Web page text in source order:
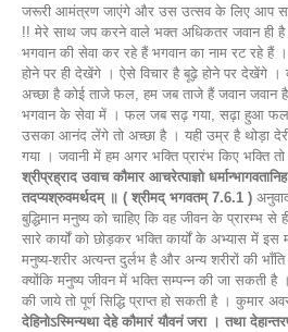
जरूरी आमंत्रण जाएंगे और उस उत्सव के लिए आप
!! मेरे साथ जप करने वाले भक्त अधिकतर जवान ही है
भगवान की सेवा कर रहे हैं भगवान का नाम रट रहे
होने पर ही देखेंगे । ऐसे विचार है बूढ़े होने पर देखेंगे ।
अच्छा है कोई ताजे फल, हम जब ताजे हैं जवान जवान है
भगवान के सेवा में । फल जब सढ़ गया, सढ़ा हुआ फल
उसका आनंद लेंगे तो अच्छा है । यही उम्र है थोड़ा देरी
गया । जवानी में हम अगर भक्ति प्रारंभ किए भक्ति
श्रीप्रह्राद उवाच कौमार आचरेत्पाज्ञो
तदप्यश्रुवमर्थदम् ॥ ( श्रीमद् भगवतम् 7.6.1 )
बुद्धिमान मनुष्य को चाहिए कि वह जीवन के प्रारम्भ से
सारे कार्यों को छोड़कर भक्ति कार्यों के अभ्यास में
मनुष्य-शरीर अत्यन्त दुर्लभ है और अन्य शरीरों की भाँति
क्योंकि मनुष्य जीवन में भक्ति सम्पन्न की जा सकती है ।
की जाये तो पूर्ण सिद्धि प्राप्त हो सकती है । कुमार
देहिनोऽस्मिन्यथा देहे कौमारं यौवनं जरा । तथा